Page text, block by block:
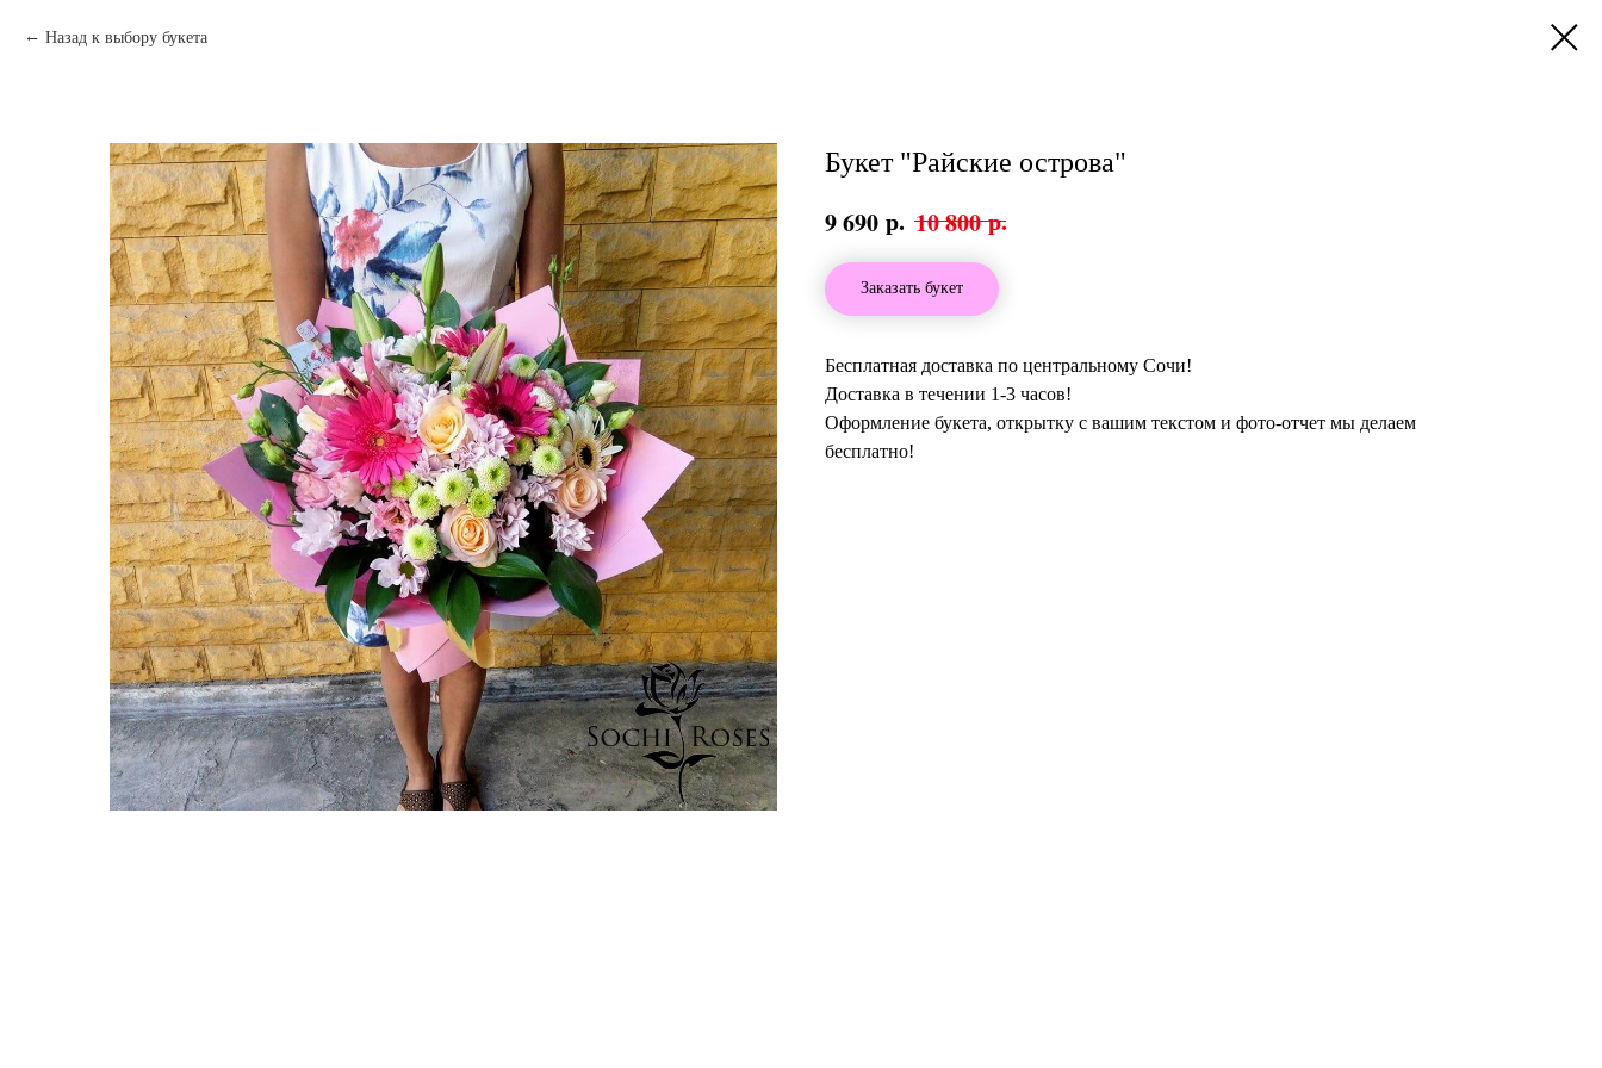
Назад к выбору букета
Букет "Райские острова"
9 690 р. 10 800 р.
Заказать букет
Бесплатная доставка по центральному Сочи!
Доставка в течении 1-3 часов!
Оформление букета, открытку с вашим текстом и фото-отчет мы делаем
бесплатно!